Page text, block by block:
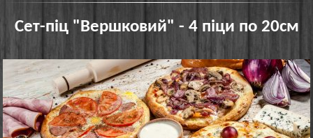
Сет-піц "Вершковий" - 4 піци по 20см